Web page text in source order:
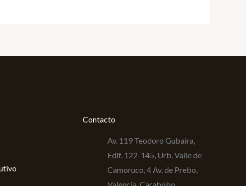
Contacto
Av. 119 Teodoro Gubaira,
Edif. 122-145, Urb. Valle de
Camoruco, 4 Av. de Prebo,